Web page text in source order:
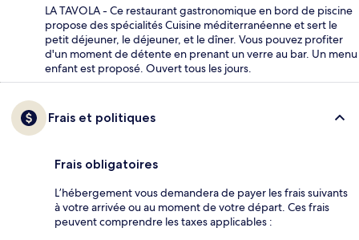
LA TAVOLA - Ce restaurant gastronomique en bord de piscine
propose des spécialités Cuisine méditerranéenne et sert le
petit déjeuner, le déjeuner, et le dîner. Vous pouvez profiter
d'un moment de détente en prenant un verre au bar. Un menu
enfant est proposé. Ouvert tous les jours.
Frais et politiques
Frais obligatoires
L’hébergement vous demandera de payer les frais suivants
à votre arrivée ou au moment de votre départ. Ces frais
peuvent comprendre les taxes applicables :